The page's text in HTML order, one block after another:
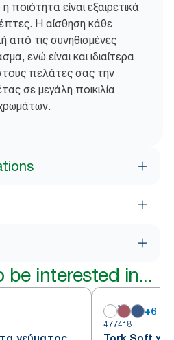
ποιότητα είναι εξαιρετικά
Η αίσθηση κάθε
από τις συνηθισμένες
ενώ είναι και ιδιαίτερα
πελάτες σας την
σε μεγάλη ποικιλία
be interested in...
+6
477418